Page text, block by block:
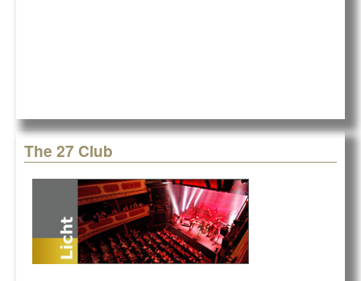
The 27 Club